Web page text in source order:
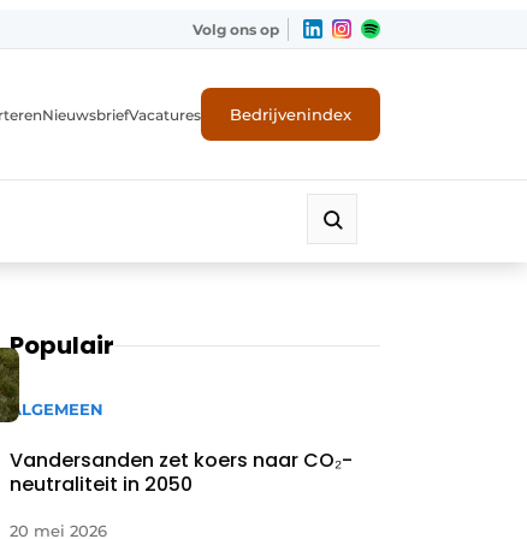
Volg ons op
NieuwsbriefVacatures Bedrijvenindex
Populair
ALGEMEEN
Vandersanden zet koers naar CO₂-
neutraliteit in 2050
20 mei 2026